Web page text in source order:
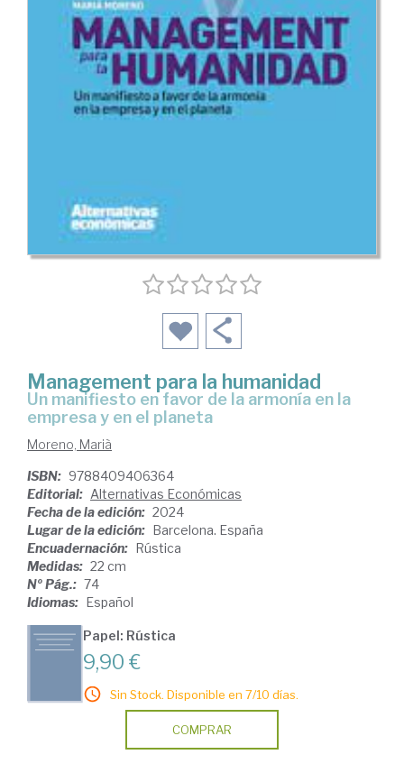
Management para la humanidad
un manifiesto en favor de la armonía en la
empresa y en el planeta
Moreno, Marià
ISBN: 9788409406364
Editorial: Alternativas Económicas
Fecha de la edición: 2024
Lugar de la edición: Barcelona. España
Encuadernación: Rústica
Medidas: 22 cm
Nº Pág.: 74
Idiomas: Español
Papel: Rústica
9,90 €
Sin Stock. Disponible en 7/10 días.
COMPRAR